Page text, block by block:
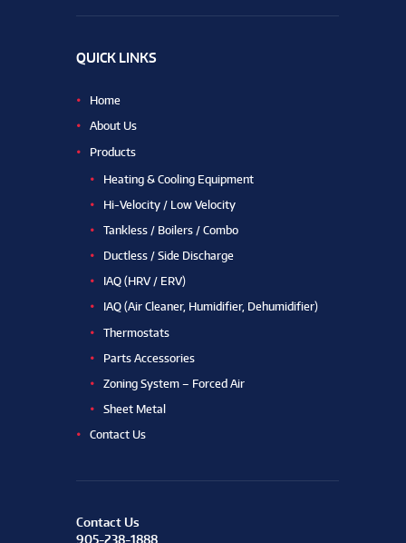
QUICK LINKS
Home
About Us
Products
Heating & Cooling Equipment
Hi-Velocity / Low Velocity
Tankless / Boilers / Combo
Ductless / Side Discharge
IAQ (HRV / ERV)
IAQ (Air Cleaner, Humidifier, Dehumidifier)
Thermostats
Parts Accessories
Zoning System – Forced Air
Sheet Metal
Contact Us
Contact Us
905-238-1888